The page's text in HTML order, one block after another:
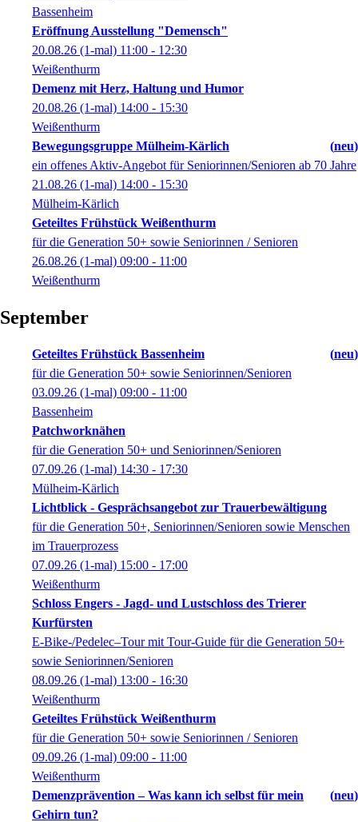
Bassenheim
Eröffnung Ausstellung "Demensch"
20.08.26 (1-mal) 11:00 - 12:30
Weißenthurm
Demenz mit Herz, Haltung und Humor
20.08.26 (1-mal) 14:00 - 15:30
Weißenthurm
Bewegungsgruppe Mülheim-Kärlich
neu
ein offenes Aktiv-Angebot für Seniorinnen/Senioren ab 70 Jahre
21.08.26 (1-mal) 14:00 - 15:30
Mülheim-Kärlich
Geteiltes Frühstück Weißenthurm
für die Generation 50+ sowie Seniorinnen / Senioren
26.08.26 (1-mal) 09:00 - 11:00
Weißenthurm
September
Geteiltes Frühstück Bassenheim
neu
für die Generation 50+ sowie Seniorinnen/Senioren
03.09.26 (1-mal) 09:00 - 11:00
Bassenheim
Patchworknähen
für die Generation 50+ und Seniorinnen/Senioren
07.09.26 (1-mal) 14:30 - 17:30
Mülheim-Kärlich
Lichtblick - Gesprächsangebot zur Trauerbewältigung
für die Generation 50+, Seniorinnen/Senioren sowie Menschen
im Trauerprozess
07.09.26 (1-mal) 15:00 - 17:00
Weißenthurm
Schloss Engers - Jagd- und Lustschloss des Trierer
Kurfürsten
E-Bike-/Pedelec–Tour mit Tour-Guide für die Generation 50+
sowie Seniorinnen/Senioren
08.09.26 (1-mal) 13:00 - 16:30
Weißenthurm
Geteiltes Frühstück Weißenthurm
für die Generation 50+ sowie Seniorinnen / Senioren
09.09.26 (1-mal) 09:00 - 11:00
Weißenthurm
Demenzprävention – Was kann ich selbst für mein
Gehirn tun?
neu